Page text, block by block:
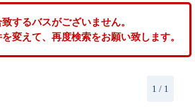
するバスがございません。
変えて、再度検索をお願い致します。
1 / 1